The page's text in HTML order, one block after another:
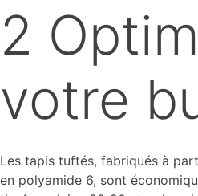
2
votre
Les tapis tuftés, fabriqués à
en polyamide 6, sont